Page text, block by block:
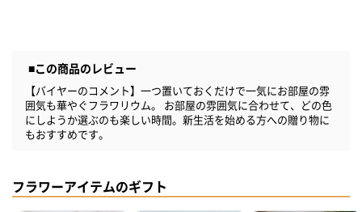
■この商品のレビュー
【バイヤーのコメント】一つ置いておくだけで一気にお部屋の雰
囲気も華やぐフラワリウム。 お部屋の雰囲気に合わせて、どの色
にしようか選ぶのも楽しい時間。新生活を始める方への贈り物に
もおすすめです。
フラワーアイテムのギフト